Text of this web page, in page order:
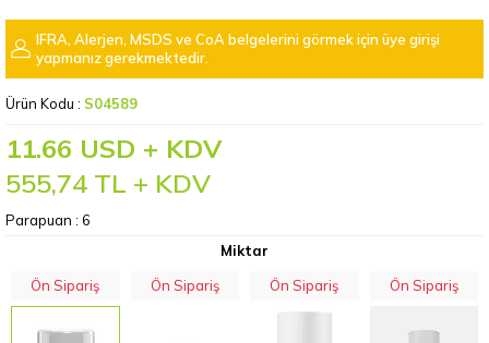
IFRA, Alerjen, MSDS ve CoA belgelerini görmek için üye girişi
yapmanız gerekmektedir.
Ürün Kodu : S04589
11.66 USD + KDV
555,74 TL + KDV
Parapuan : 6
Miktar
Ön Sipariş
Ön Sipariş Ön Sipariş Ön Sipariş